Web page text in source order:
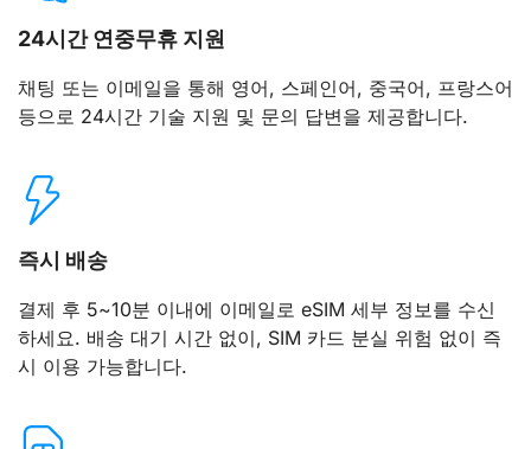
24시간 연중무휴 지원
채팅 또는 이메일을 통해 영어, 스페인어, 중국어, 프랑스어
등으로 24시간 기술 지원 및 문의 답변을 제공합니다.
즉시 배송
결제 후 5~10분 이내에 이메일로 eSIM 세부 정보를 수신
하세요. 배송 대기 시간 없이, SIM 카드 분실 위험 없이 즉
시 이용 가능합니다.